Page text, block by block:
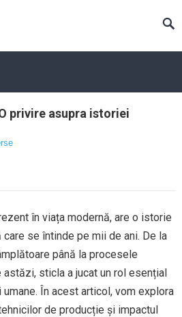
privire asupra istoriei
în viața modernă, are o istorie
se întinde pe mii de ani. De la
până la procesele
sticla a jucat un rol esențial
În acest articol, vom explora
de producție și impactul